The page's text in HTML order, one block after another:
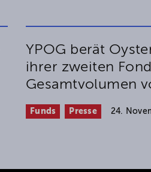
YPOG berät
ihrer zweiten
Gesamtvolumen
Funds Presse 24.